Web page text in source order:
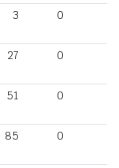
3 0
27 0
51 0
85 0